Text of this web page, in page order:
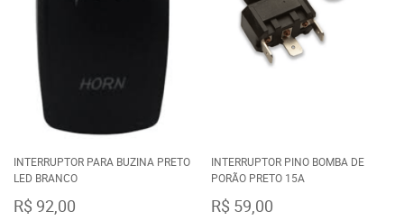
INTERRUPTOR PARA BUZINA PRETO
LED BRANCO
R$ 92,00
INTERRUPTOR PINO BOMBA DE
PORÃO PRETO 15A
R$ 59,00